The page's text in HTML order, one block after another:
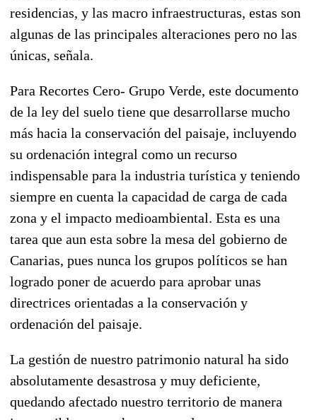
residencias, y las macro infraestructuras, estas son
algunas de las principales alteraciones pero no las
únicas, señala.
Para Recortes Cero- Grupo Verde, este documento
de la ley del suelo tiene que desarrollarse mucho
más hacia la conservación del paisaje, incluyendo
su ordenación integral como un recurso
indispensable para la industria turística y teniendo
siempre en cuenta la capacidad de carga de cada
zona y el impacto medioambiental. Esta es una
tarea que aun esta sobre la mesa del gobierno de
Canarias, pues nunca los grupos políticos se han
logrado poner de acuerdo para aprobar unas
directrices orientadas a la conservación y
ordenación del paisaje.
La gestión de nuestro patrimonio natural ha sido
absolutamente desastrosa y muy deficiente,
quedando afectado nuestro territorio de manera